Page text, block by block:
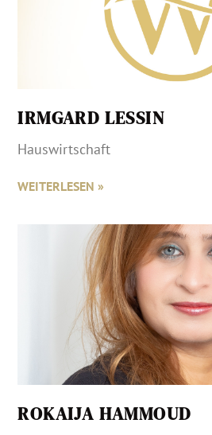
IRMGARD LESSIN
Hauswirtschaft
WEITERLESEN »
ROKAIJA HAMMOUD